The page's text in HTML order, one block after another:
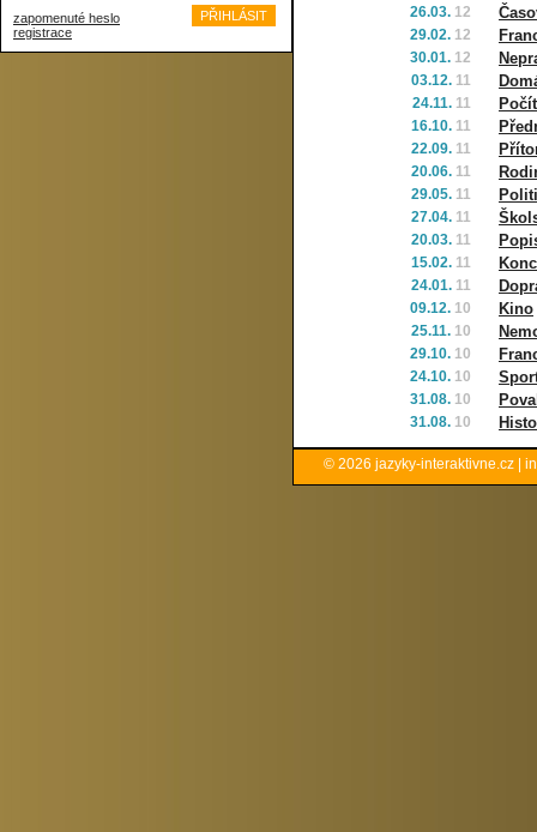
zapomenuté heslo
registrace
26.03. 12
29.02. 12
30.01. 12
03.12. 11
24.11. 11
16.10. 11
22.09. 11
20.06. 11
29.05. 11
27.04. 11
20.03. 11
15.02. 11
24.01. 11
09.12. 10 Kino
25.11. 10
29.10. 10
24.10. 10
31.08. 10
31.08. 10
© 2026 jazyky-interaktivne.cz